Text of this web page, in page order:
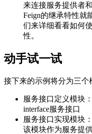
来连接服务提供者
Feign的继承特性就
们来详细看看如何
性。
动手试一试
接下来的示例将分为三个
服务接口定义模块
interface服务接口
服务接口实现模块
该模块作为服务提